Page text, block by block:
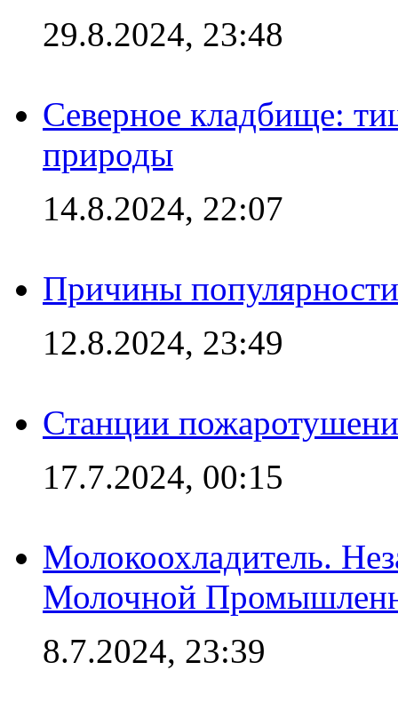
29.8.2024, 23:48
Северное кладбище:
природы
14.8.2024, 22:07
Причины
12.8.2024, 23:49
Станции
17.7.2024, 00:15
Молокоохладитель.
Молочной
8.7.2024, 23:39